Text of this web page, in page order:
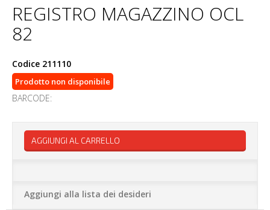
REGISTRO MAGAZZINO OCL
82
Codice 211110
Prodotto non disponibile
BARCODE:
AGGIUNGI AL CARRELLO
Aggiungi alla lista dei desideri